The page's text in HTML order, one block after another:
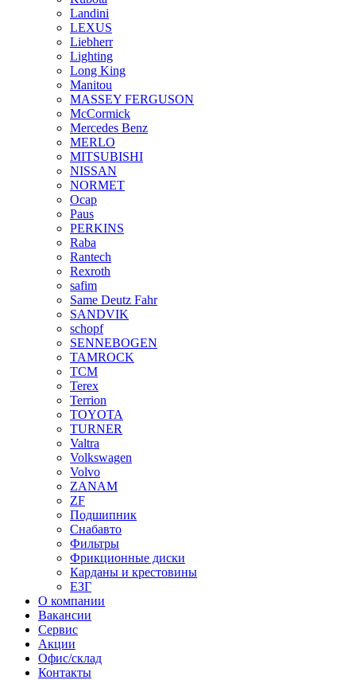
Landini
LEXUS
Liebherr
Lighting
Long King
Manitou
MASSEY FERGUSON
McCormick
Mercedes Benz
MERLO
MITSUBISHI
NISSAN
NORMET
Ocap
Paus
PERKINS
Raba
Rantech
Rexroth
safim
Same Deutz Fahr
SANDVIK
schopf
SENNEBOGEN
TAMROCK
TCM
Terex
Terrion
TOYOTA
TURNER
Valtra
Volkswagen
Volvo
ZANAM
ZF
Подшипник
Снабавто
Фильтры
Фрикционные диски
Карданы и крестовины
ЕЗГ
О компании
Вакансии
Сервис
Акции
Офис/склад
Контакты